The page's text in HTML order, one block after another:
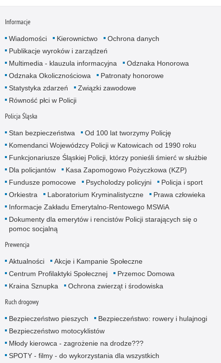
Informacje
Wiadomości Kierownictwo
Ochrona danych
Publikacje wyroków i zarządzeń
Multimedia - klauzula informacyjna
Odznaka Honorowa
Odznaka Okolicznościowa
Patronaty honorowe
Statystyka zdarzeń
Związki zawodowe
Równość płci w Policji
Policja Śląska
Stan bezpieczeństwa
Od 100 lat tworzymy Policję
Komendanci Wojewódzcy Policji w Katowicach od 1990 roku
Funkcjonariusze Śląskiej Policji, którzy ponieśli śmierć w służbie
Dla policjantów
Kasa Zapomogowo Pożyczkowa (KZP)
Fundusze pomocowe
Psycholodzy policyjni
Policja i sport
Orkiestra
Laboratorium Kryminalistyczne
Prawa człowieka
Informacje Zakładu Emerytalno-Rentowego MSWiA
Dokumenty dla emerytów i rencistów Policji starających się o
pomoc socjalną
Prewencja
Aktualności
Akcje i Kampanie Społeczne
Centrum Profilaktyki Społecznej
Przemoc Domowa
Kraina Sznupka
Ochrona zwierząt i środowiska
Ruch drogowy
Bezpieczeństwo pieszych
Bezpieczeństwo: rowery i hulajnogi
Bezpieczeństwo motocyklistów
Młody kierowca - zagrożenie na drodze???
SPOTY - filmy - do wykorzystania dla wszystkich